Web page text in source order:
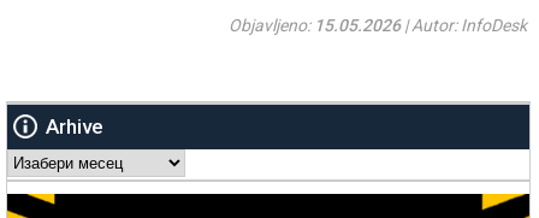
Objavljeno: 15.05.2026| Autor: InfoDesk
Arhive
Arhive